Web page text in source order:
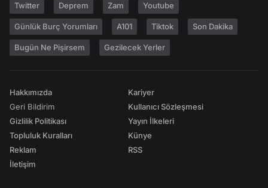
Twitter Deprem Zam Youtube
Günlük Burç Yorumları A101 Tiktok Son Dakika
Bugün Ne Pişirsem Gezilecek Yerler
Hakkımızda
Geri Bildirim
Gizlilik Politikası
Topluluk Kuralları
Reklam
İletişim
Kariyer
Kullanıcı Sözleşmesi
Yayın İlkeleri
Künye
RSS